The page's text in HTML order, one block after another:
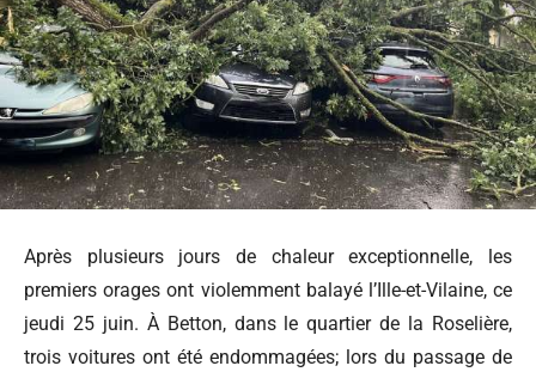
Après plusieurs jours de chaleur exceptionnelle, les
premiers orages ont violemment balayé l’Ille-et-Vilaine, ce
jeudi 25 juin. À Betton, dans le quartier de la Roselière,
trois voitures ont été endommagées; lors du passage de